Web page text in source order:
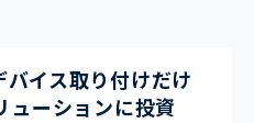
イス取り付けだけ
ューションに投資